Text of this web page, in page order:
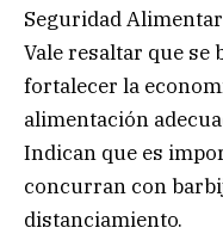
Seguridad
Vale resaltar que se
fortalecer la
alimentación
Indican que es
concurran con
distanciamiento.